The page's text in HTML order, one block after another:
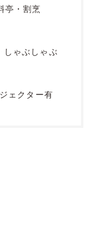
亭・割烹
しゃぶしゃぶ
ェクター有